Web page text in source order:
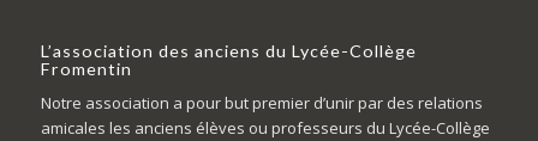
L’association des anciens du Lycée-Collège
Fromentin
Notre association a pour but premier d’unir par des relations
amicales les anciens élèves ou professeurs du Lycée-Collège